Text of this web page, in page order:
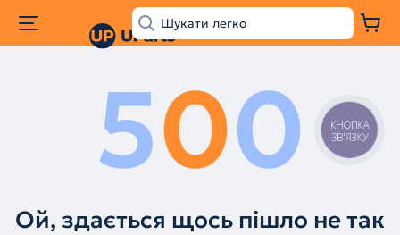
500
Ой, здається щось пішло не так
КНОПКА
ЗВ'ЯЗКУ